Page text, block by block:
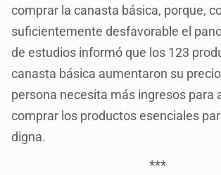
comprar la canasta básica, porque,
suficientemente desfavorable el
de estudios informó que los 123
canasta básica aumentaron su
persona necesita más ingresos para
comprar los productos esenciales
digna.
***